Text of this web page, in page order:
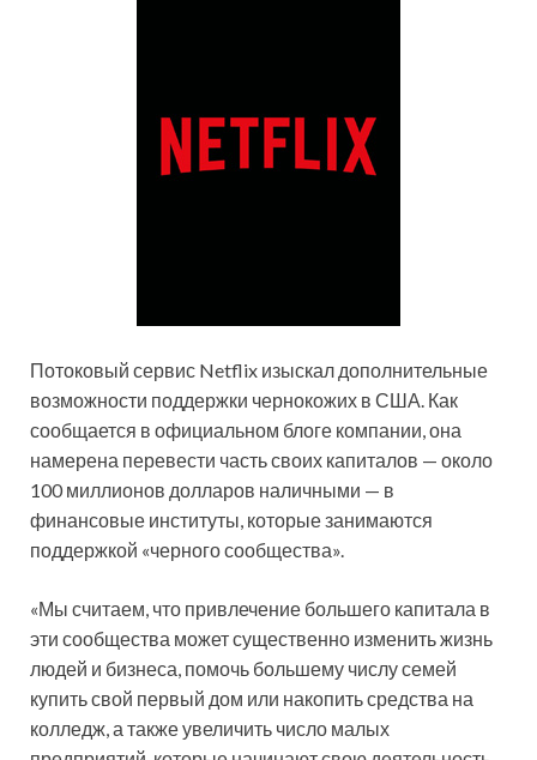
Потоковый сервис Netflix изыскал дополнительные
возможности поддержки чернокожих в США. Как
сообщается в официальном блоге компании, она
намерена перевести часть своих капиталов — около
100 миллионов долларов наличными — в
финансовые институты, которые занимаются
поддержкой «черного сообщества».
«Мы считаем, что привлечение большего капитала в
эти сообщества может существенно изменить жизнь
людей и бизнеса, помочь большему числу семей
купить свой первый дом или накопить средства на
колледж, а также увеличить число малых